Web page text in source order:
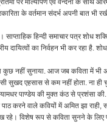
पर माल्यार्पण एवं वन्दना के
के वर्तमान संदर्भ अपनी बात भी
साप्ताहिक हिन्दी समाचार पत्र शोध
का निर्वहन भी कर रहा है.
नहीं सुनाया. आज जब कविता में भी
सुखद एहसास से कम नहीं होता. ना
पाण्डेय की मुक्त कंठ से प्रशंसा
करने वाले कवियों में अमित झा
रहे। विशेष रूप से कविता सुनने के लिए